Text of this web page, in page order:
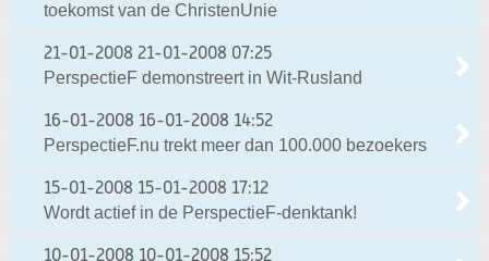
toekomst van de ChristenUnie
21-01-2008 21-01-2008 07:25
PerspectieF demonstreert in Wit-Rusland
16-01-2008 16-01-2008 14:52
PerspectieF.nu trekt meer dan 100.000 bezoekers
15-01-2008 15-01-2008 17:12
Wordt actief in de PerspectieF-denktank!
10-01-2008 10-01-2008 15:52